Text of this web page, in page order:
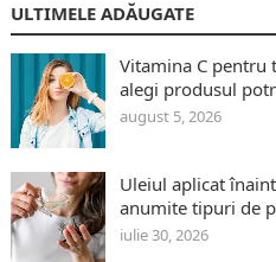
ULTIMELE ADĂUGATE
Vitamina C pentru
alegi produsul
august 5, 2026
Uleiul aplicat
anumite tipuri de
iulie 30, 2026